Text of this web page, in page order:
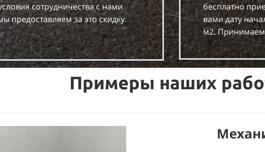
сотрудничества с нами
предоставляем за это скидку.
бесплатно
вами дату
м2. Принимаем
Примеры наших